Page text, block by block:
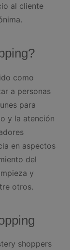
al cliente
como
a personas
para
y la atención
en aspectos
del
y
otros.
shoppers